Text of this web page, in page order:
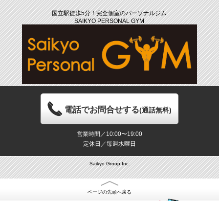
国立駅徒歩5分！完全個室のパーソナルジム
SAIKYO PERSONAL GYM
電話でお問合せする(通話無料)
営業時間／10:00〜19:00
定休日／毎週水曜日
Saikyo Group Inc.
ページの先頭へ戻る